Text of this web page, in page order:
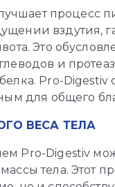
процесс
вздутия,
Это
и
Pro-Digestiv
для общего
ВЕСА ТЕЛА
Pro-Digestiv
тела. Этот